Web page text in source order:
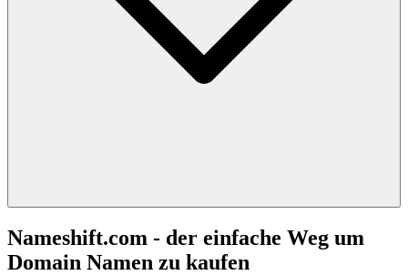
Nameshift.com - der einfache Weg um
Domain Namen zu kaufen